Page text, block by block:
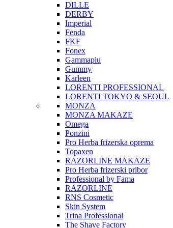
DILLE
DERBY
Imperial
Fenda
FKF
Fonex
Gammapiu
Gummy
Karleen
LORENTI PROFESSIONAL
LORENTI TOKYO & SEOUL
MONZA
MONZA MAKAZE
Omega
Ponzini
Pro Herba frizerska oprema
Topaxen
RAZORLINE MAKAZE
Pro Herba frizerski pribor
Professional by Fama
RAZORLINE
RNS Cosmetic
Skin System
Trina Professional
The Shave Factory